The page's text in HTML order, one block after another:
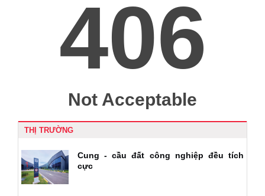
THỊ TRƯỜNG
Cung - cầu đất công nghiệp đều tích
cực